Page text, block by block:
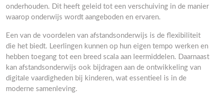
onderhouden. Dit heeft geleid tot een verschuiving in de manier
waarop onderwijs wordt aangeboden en ervaren.
Een van de voordelen van afstandsonderwijs is de flexibiliteit
die het biedt. Leerlingen kunnen op hun eigen tempo werken en
hebben toegang tot een breed scala aan leermiddelen. Daarnaast
kan afstandsonderwijs ook bijdragen aan de ontwikkeling van
digitale vaardigheden bij kinderen, wat essentieel is in de
moderne samenleving.